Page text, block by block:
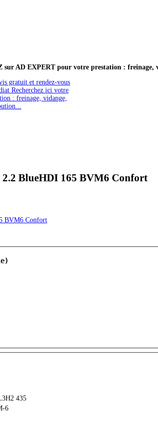
sur AD EXPERT pour votre prestation : freinage,
BlueHDI 165 BVM6 Confort
435
6